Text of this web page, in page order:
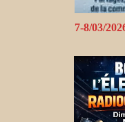
7-8/03/